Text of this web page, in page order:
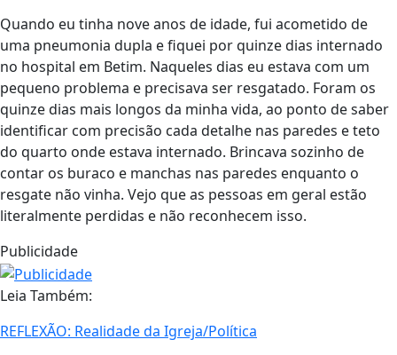
Quando eu tinha nove anos de idade, fui acometido de
uma pneumonia dupla e fiquei por quinze dias internado
no hospital em Betim. Naqueles dias eu estava com um
pequeno problema e precisava ser resgatado. Foram os
quinze dias mais longos da minha vida, ao ponto de saber
identificar com precisão cada detalhe nas paredes e teto
do quarto onde estava internado. Brincava sozinho de
contar os buraco e manchas nas paredes enquanto o
resgate não vinha. Vejo que as pessoas em geral estão
literalmente perdidas e não reconhecem isso.
Publicidade
Leia Também:
REFLEXÃO: Realidade da Igreja/Política